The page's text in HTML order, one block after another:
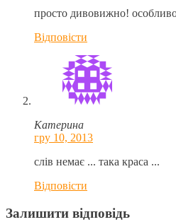
просто дивовижно! особливо
Відповіcти
Катерина
гру 10, 2013
слів немає ... така краса ...
Відповіcти
Залишити відповідь